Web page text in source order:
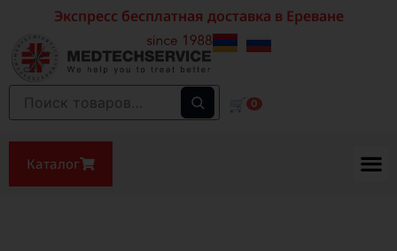
Экспресс бесплатная доставка в Ереване
🛒 0
Каталог